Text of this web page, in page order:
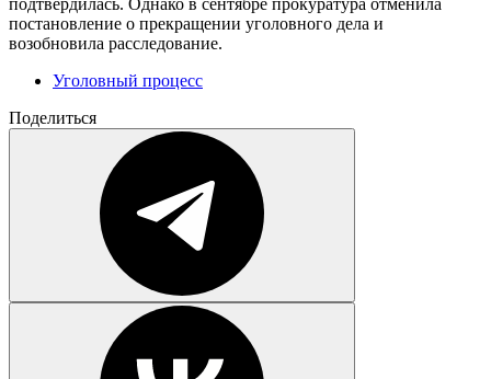
постановление о прекращении уголовного дела и
возобновила расследование.
Уголовный процесс
Поделиться